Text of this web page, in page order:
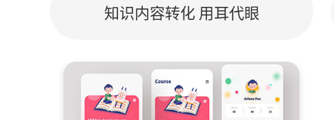
知识内容转化 用耳代眼